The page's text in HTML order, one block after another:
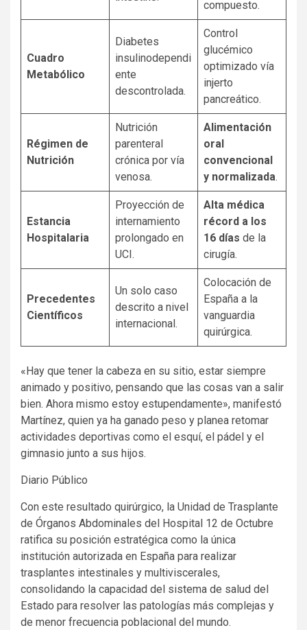
compuesto.
Cuadro
Metabólico
Diabetes
insulinodependi
ente
descontrolada.
Control
glucémico
optimizado vía
injerto
pancreático.
Régimen de
Nutrición
Nutrición
parenteral
crónica por vía
venosa.
Alimentación
oral
convencional
y normalizada.
Estancia
Hospitalaria
Proyección de
internamiento
prolongado en
UCI.
Alta médica
récord a los
16 días de la
cirugía.
Precedentes
Científicos
Un solo caso
descrito a nivel
internacional.
Colocación de
España a la
vanguardia
quirúrgica.
«Hay que tener la cabeza en su sitio, estar siempre
animado y positivo, pensando que las cosas van a salir
bien. Ahora mismo estoy estupendamente», manifestó
Martínez, quien ya ha ganado peso y planea retomar
actividades deportivas como el esquí, el pádel y el
gimnasio junto a sus hijos.
Diario Público
Con este resultado quirúrgico, la Unidad de Trasplante
de Órganos Abdominales del Hospital 12 de Octubre
ratifica su posición estratégica como la única
institución autorizada en España para realizar
trasplantes intestinales y multiviscerales,
consolidando la capacidad del sistema de salud del
Estado para resolver las patologías más complejas y
de menor frecuencia poblacional del mundo.